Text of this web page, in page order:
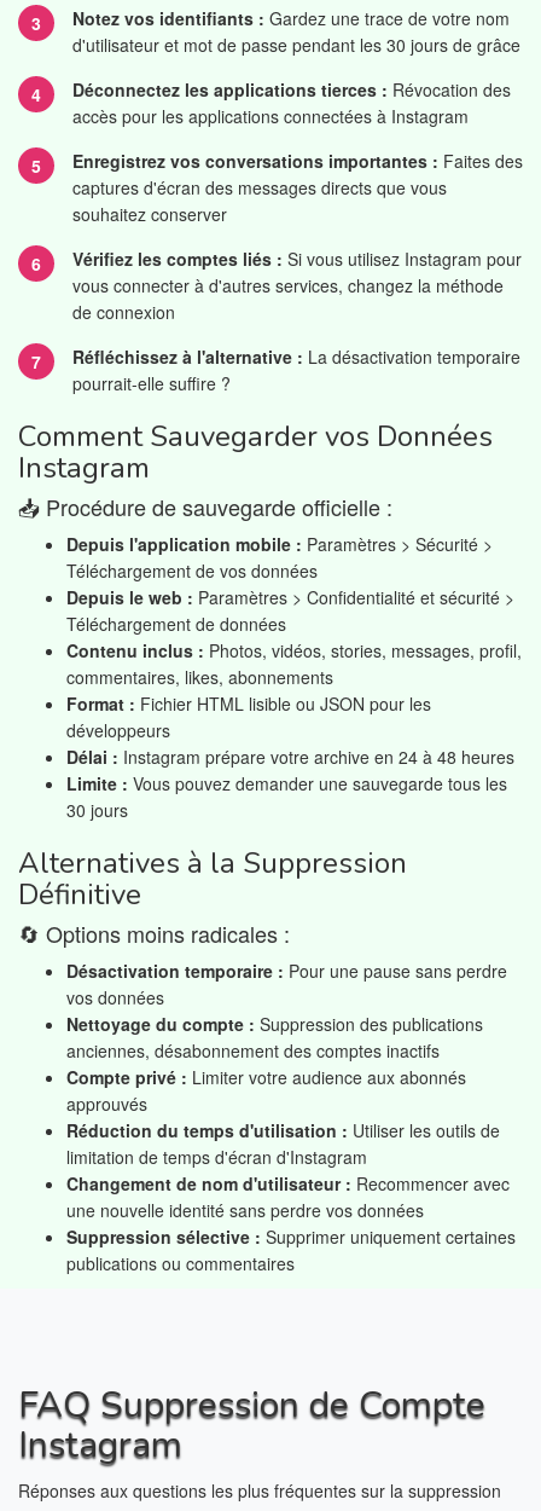
Notez vos identifiants : Gardez une trace de votre nom
d'utilisateur et mot de passe pendant les 30 jours de grâce
Déconnectez les applications tierces : Révocation des
accès pour les applications connectées à Instagram
Enregistrez vos conversations importantes : Faites des
captures d'écran des messages directs que vous
souhaitez conserver
Vérifiez les comptes liés : Si vous utilisez Instagram pour
vous connecter à d'autres services, changez la méthode
de connexion
Réfléchissez à l'alternative : La désactivation temporaire
pourrait-elle suffire ?
Comment Sauvegarder vos Données
Instagram
📥 Procédure de sauvegarde officielle :
Depuis l'application mobile : Paramètres > Sécurité >
Téléchargement de vos données
Depuis le web : Paramètres > Confidentialité et sécurité >
Téléchargement de données
Contenu inclus : Photos, vidéos, stories, messages, profil,
commentaires, likes, abonnements
Format : Fichier HTML lisible ou JSON pour les
développeurs
Délai : Instagram prépare votre archive en 24 à 48 heures
Limite : Vous pouvez demander une sauvegarde tous les
30 jours
Alternatives à la Suppression
Définitive
🔄 Options moins radicales :
Désactivation temporaire : Pour une pause sans perdre
vos données
Nettoyage du compte : Suppression des publications
anciennes, désabonnement des comptes inactifs
Compte privé : Limiter votre audience aux abonnés
approuvés
Réduction du temps d'utilisation : Utiliser les outils de
limitation de temps d'écran d'Instagram
Changement de nom d'utilisateur : Recommencer avec
une nouvelle identité sans perdre vos données
Suppression sélective : Supprimer uniquement certaines
publications ou commentaires
FAQ Suppression de Compte
Instagram
Réponses aux questions les plus fréquentes sur la suppression